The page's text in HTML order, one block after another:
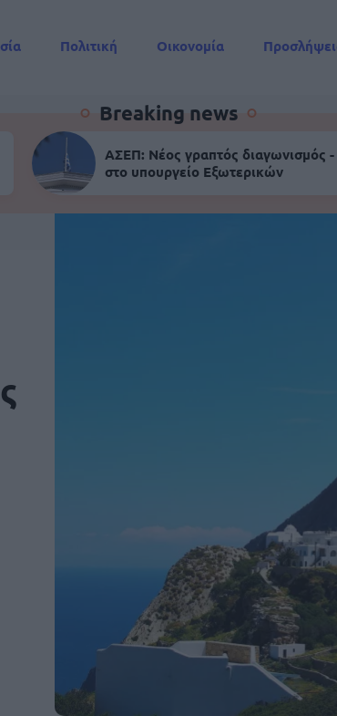
Πολιτική Οικονομία
Breaking news
ΑΣΕΠ: Νέος γραπτός διαγωνισμός -
στο υπουργείο Εξωτερικών